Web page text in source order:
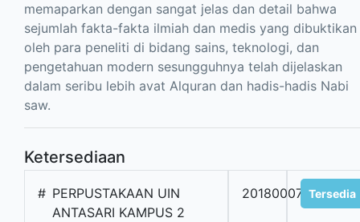
memaparkan dengan sangat jelas dan detail bahwa
sejumlah fakta-fakta ilmiah dan medis yang dibuktikan
oleh para peneliti di bidang sains, teknologi, dan
pengetahuan modern sesungguhnya telah dijelaskan
dalam seribu lebih avat Alquran dan hadis-hadis Nabi
saw.
Ketersediaan
# PERPUSTAKAAN UIN
ANTASARI KAMPUS 2
20180007318Tersedia